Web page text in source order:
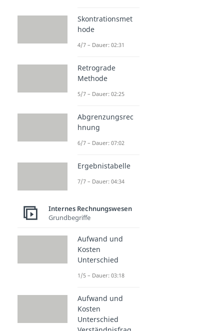
Skontrationsmet
hode
4/7 – Dauer: 02:31
Retrograde
Methode
5/7 – Dauer: 02:25
Abgrenzungsrec
hnung
6/7 – Dauer: 07:02
Ergebnistabelle
7/7 – Dauer: 04:34
Internes Rechnungswesen
Grundbegriffe
Aufwand und
Kosten
Unterschied
1/5 – Dauer: 03:18
Aufwand und
Kosten
Unterschied